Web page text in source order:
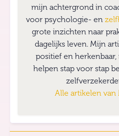
mijn achtergrond in
voor psychologie- en
grote inzichten naar
dagelijks leven. Mijn
positief en
helpen stap voor stap
Alle artikelen van